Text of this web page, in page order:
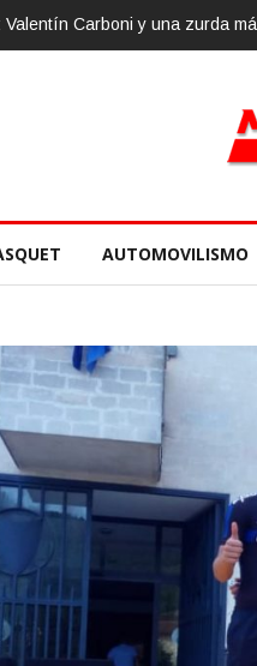
Race 2018, 10 de
AUTOMOVILISMO